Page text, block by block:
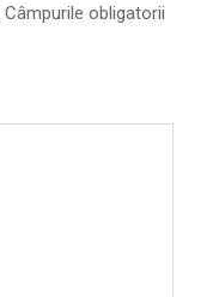
Câmpurile obligatorii